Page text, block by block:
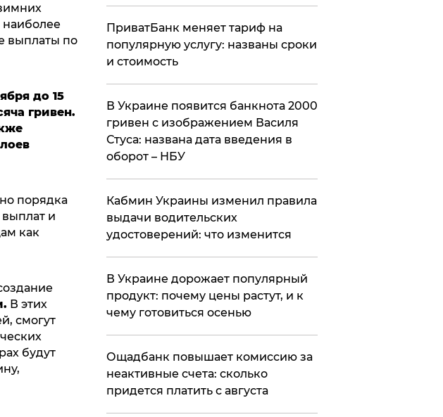
наиболее
выплаты по
до 15
гривен.
порядка
и
как
В этих
смогут
будут
ПриватБанк меняет тариф на
популярную услугу: названы сроки
и стоимость
В Украине появится банкнота 2000
гривен с изображением Василя
Стуса: названа дата введения в
оборот – НБУ
Кабмин Украины изменил правила
выдачи водительских
удостоверений: что изменится
В Украине дорожает популярный
продукт: почему цены растут, и к
чему готовиться осенью
​Ощадбанк повышает комиссию за
неактивные счета: сколько
придется платить с августа